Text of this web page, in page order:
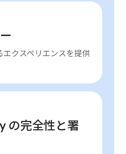
エクスペリエンスを提供
の完全性と署